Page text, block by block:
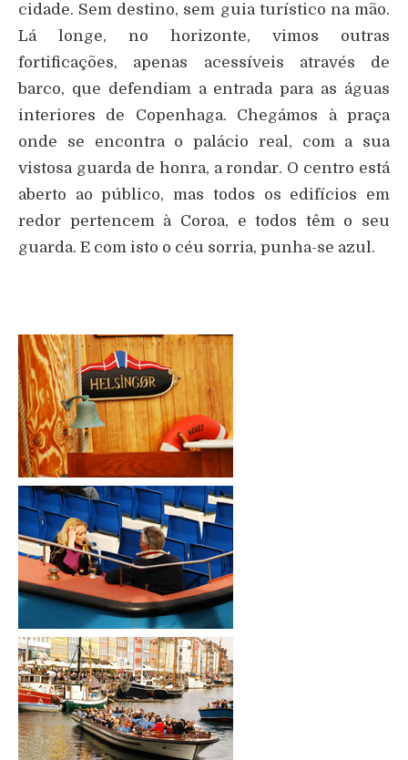
cidade. Sem destino, sem guia turístico na mão.
Lá longe, no horizonte, vimos outras
fortificações, apenas acessíveis através de
barco, que defendiam a entrada para as águas
interiores de Copenhaga. Chegámos à praça
onde se encontra o palácio real, com a sua
vistosa guarda de honra, a rondar. O centro está
aberto ao público, mas todos os edifícios em
redor pertencem à Coroa, e todos têm o seu
guarda. E com isto o céu sorria, punha-se azul.